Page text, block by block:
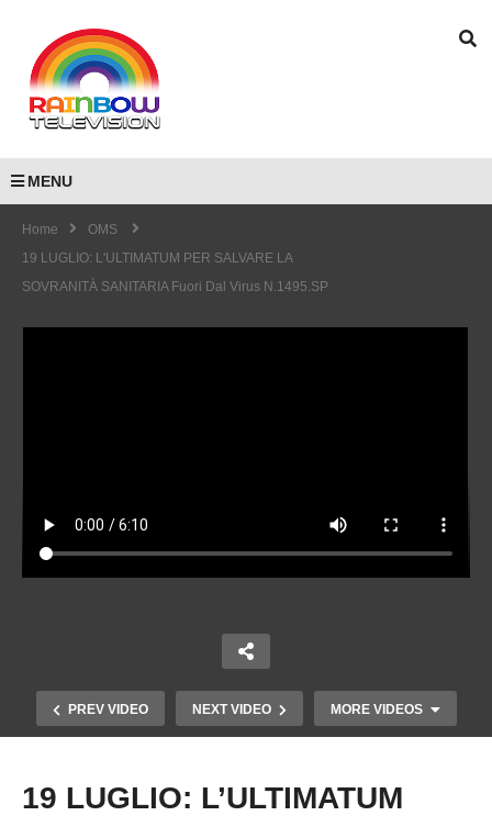
MENU
Home
OMS
19 LUGLIO: L'ULTIMATUM PER SALVARE LA
SOVRANITÀ SANITARIA Fuori Dal Virus N.1495.SP
PREV VIDEO NEXT VIDEO MORE VIDEOS
19 LUGLIO: L’ULTIMATUM